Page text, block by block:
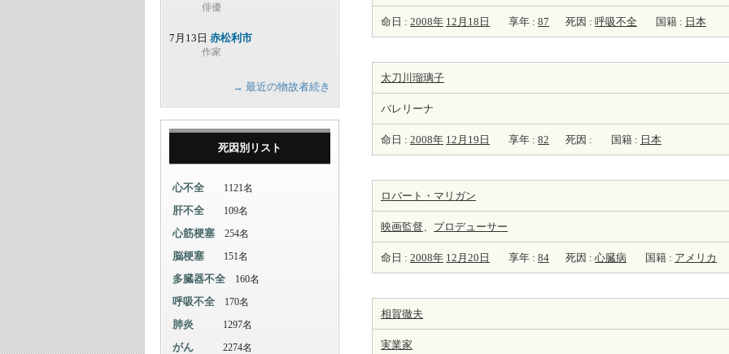
命日 : 2008年 12月18日 享年 : 87 死因 : 呼吸不全 国籍 : 日本
太刀川瑠璃子
バレリーナ
命日 : 2008年 12月19日 享年 : 82 死因 : 国籍 : 日本
ロバート・マリガン
映画監督、 プロデューサー
命日 : 2008年 12月20日 享年 : 84 死因 : 心臓病 国籍 : アメリカ
相賀徹夫
実業家
俳優
7月13日 赤松利市
作家
→ 最近の物故者続き
死因別リスト
心不全 1121名
肝不全 109名
心筋梗塞 254名
脳梗塞 151名
多臓器不全 160名
呼吸不全 170名
肺炎 1297名
がん 2274名